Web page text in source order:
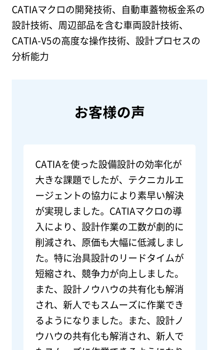
CATIAマクロの開発技術、自動車蓋物板金系の
設計技術、周辺部品を含む車両設計技術、
CATIA-V5の高度な操作技術、設計プロセスの
分析能力
お客様の声
CATIAを使った設備設計の効率化が
大きな課題でしたが、テクニカルエ
ージェントの協力により素早い解決
が実現しました。CATIAマクロの導
入により、設計作業の工数が劇的に
削減され、原価も大幅に低減しまし
た。特に治具設計のリードタイムが
短縮され、競争力が向上しました。
また、設計ノウハウの共有化も解消
され、新人でもスムーズに作業でき
るようになりました。また、設計ノ
ウハウの共有化も解消され、新人で